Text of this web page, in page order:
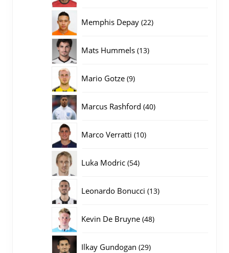
Memphis Depay 2222
Mats Hummels 1313
Mario Gotze 99
Marcus Rashford 4040
Marco Verratti 1010
Luka Modric 5454
Leonardo Bonucci 1313
Kevin De Bruyne 4848
Ilkay Gundogan 2929